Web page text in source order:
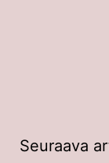
Seuraava